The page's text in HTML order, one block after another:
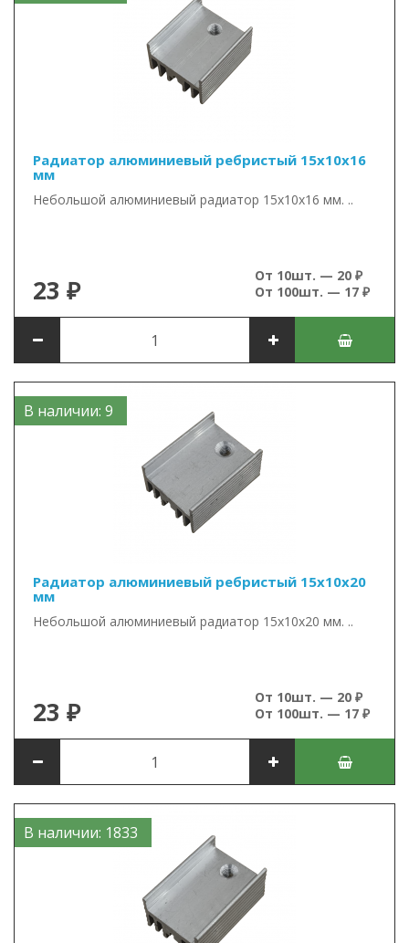
Радиатор алюминиевый ребристый 15х10х16
мм
Небольшой алюминиевый радиатор 15х10х16 мм. ..
23 ₽
От 10шт. — 20 ₽
От 100шт. — 17 ₽
В наличии: 9
Радиатор алюминиевый ребристый 15х10х20
мм
Небольшой алюминиевый радиатор 15х10х20 мм. ..
23 ₽
От 10шт. — 20 ₽
От 100шт. — 17 ₽
В наличии: 1833